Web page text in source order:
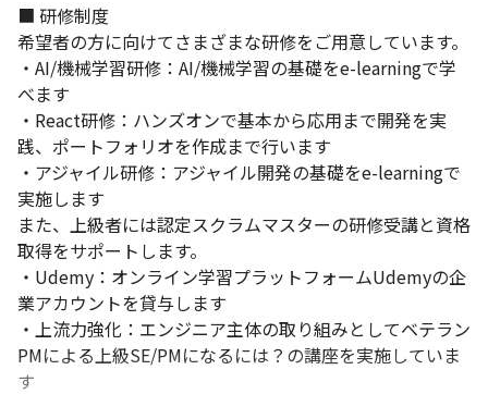
■ 研修制度
希望者の方に向けてさまざまな研修をご用意しています。
・AI/機械学習研修：AI/機械学習の基礎をe-learningで学
べます
・React研修：ハンズオンで基本から応用まで開発を実
践、ポートフォリオを作成まで行います
・アジャイル研修：アジャイル開発の基礎をe-learningで
実施します
また、上級者には認定スクラムマスターの研修受講と資格
取得をサポートします。
・Udemy：オンライン学習プラットフォームUdemyの企
業アカウントを貸与します
・上流力強化：エンジニア主体の取り組みとしてベテラン
PMによる上級SE/PMになるには？の講座を実施していま
す